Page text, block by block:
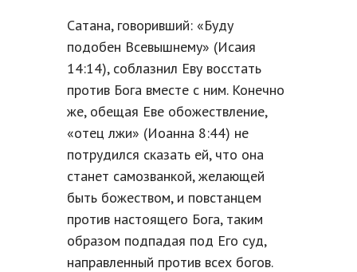
Сатана, говоривший: «Буду
подобен Всевышнему» (Исаия
14:14), соблазнил Еву восстать
против Бога вместе с ним. Конечно
же, обещая Еве обожествление,
«отец лжи» (Иоанна 8:44) не
потрудился сказать ей, что она
станет самозванкой, желающей
быть божеством, и повстанцем
против настоящего Бога, таким
образом подпадая под Его суд,
направленный против всех богов.